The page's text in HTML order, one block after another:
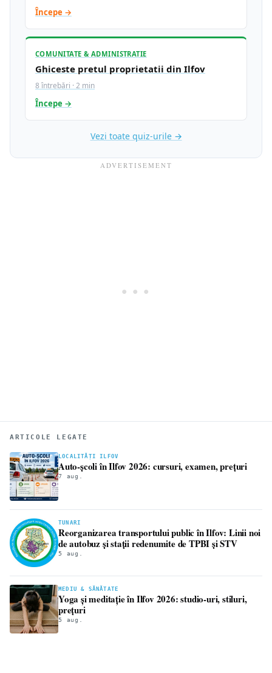
Începe →
COMUNITATE & ADMINISTRATIE
Ghiceste pretul proprietatii din Ilfov
8 întrebări · 2 min
Începe →
Vezi toate quiz-urile →
ARTICOLE LEGATE
LOCALITĂȚI ILFOV
Auto-școli în Ilfov 2026: cursuri, examen, prețuri
7 aug.
TUNARI
Reorganizarea transportului public în Ilfov: Linii noi
de autobuz și stații redenumite de TPBI și STV
5 aug.
MEDIU & SĂNĂTATE
Yoga și meditație în Ilfov 2026: studio-uri, stiluri,
prețuri
5 aug.